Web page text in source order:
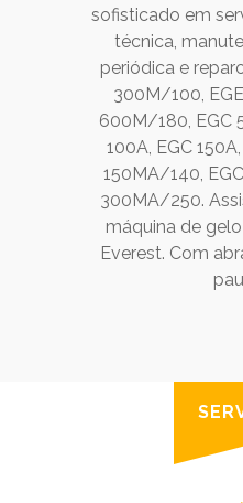
sofisticado em
técnica,
periódica e
300M/100,
600M/180, EGC
100A, EGC
150MA/140,
300MA/250.
máquina de
Everest. Com